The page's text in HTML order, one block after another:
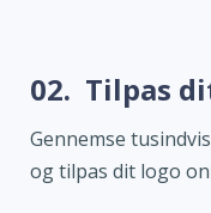
02. Tilpas
Gennemse
og tilpas dit logo